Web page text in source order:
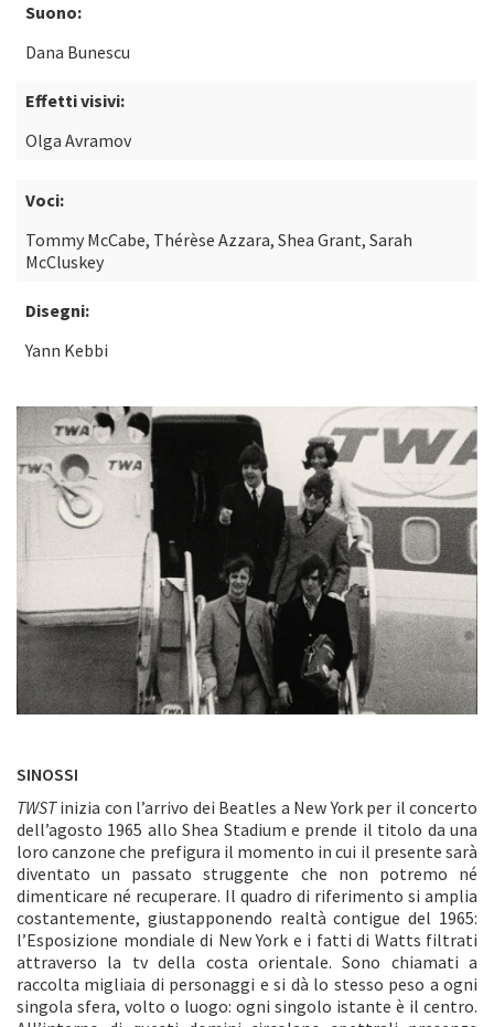
Suono:
Dana Bunescu
Effetti visivi:
Olga Avramov
Voci:
Tommy McCabe, Thérèse Azzara, Shea Grant, Sarah
McCluskey
Disegni:
Yann Kebbi
SINOSSI
TWSTinizia con l’arrivo dei Beatles a New York per il concerto
dell’agosto 1965 allo Shea Stadium e prende il titolo da una
loro canzone che prefigura il momento in cui il presente sarà
diventato un passato struggente che non potremo né
dimenticare né recuperare. Il quadro di riferimento si amplia
costantemente, giustapponendo realtà contigue del 1965:
l’Esposizione mondiale di New York e i fatti di Watts filtrati
attraverso la tv della costa orientale. Sono chiamati a
raccolta migliaia di personaggi e si dà lo stesso peso a ogni
singola sfera, volto o luogo: ogni singolo istante è il centro.